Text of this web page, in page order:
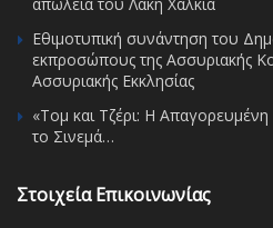
Εθιμοτυπική συνάντηση του
εκπροσώπους της Ασσυριακής
Ασσυριακής Εκκλησίας
«Τομ και Τζέρι: Η
το Σινεμά…
Στοιχεία Επικοινωνίας